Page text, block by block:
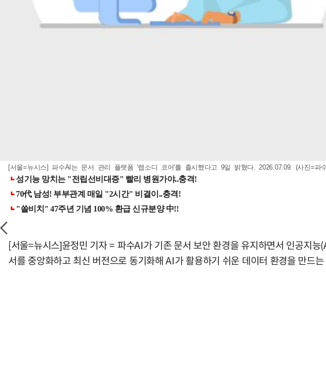
[서울=뉴시스] 파수AI는 문서 관리 플랫폼 '랩소디 코어'를 출시했다고 9일 밝혔다. 2026.07.09. (사진=
[서울=뉴시스]윤정민 기자 = 파수AI가 기존 문서 보안 환경을 유지하면서 인공지
서를 중앙화하고 최신 버전으로 동기화해 AI가 활용하기 쉬운 데이터 환경을 만드